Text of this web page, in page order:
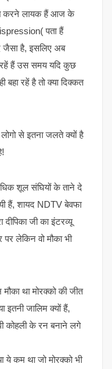
करने लायक हैं आज के
पता हैं
जैसा है, इसलिए अब
रहें हैं उस समय यदि कुछ
रहें है तो क्या दिक्कत
से इतना जलते क्यों है
शूल संघियों के ताने दे
हैं, शायद NDTV बेवफा
दीपिका जी का इंटरव्यू
लेकिन वो मौका भी
था मोरक्को की जीत
इतनी जालिम क्यों हैं,
कोहली के रन बनाने लगे
ये कम था जो मोरक्को भी